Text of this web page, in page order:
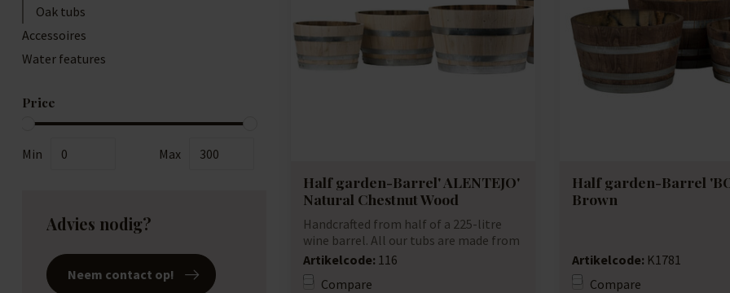
Oak tubs
Accessoires
Water features
Price
Min Max
Advies nodig?
Neem contact op!
Half garden-Barrel' ALENTEJO'
Natural Chestnut Wood
Handcrafted from half of a 225-litre
wine barrel. All our tubs are made from
us...
Artikelcode: 116
Compare
Half garden-Barrel
Brown
Artikelcode: K1781
Compare